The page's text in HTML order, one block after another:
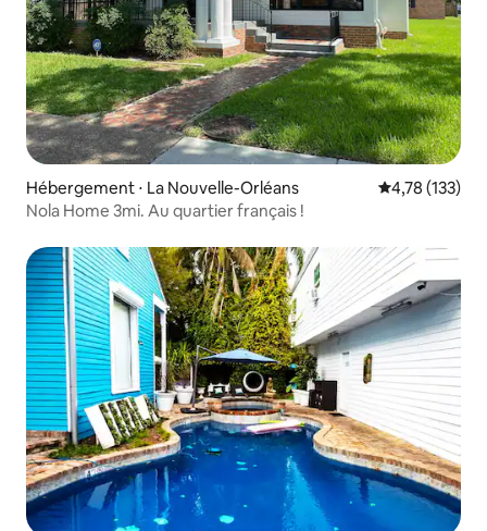
Hébergement ⋅ La Nouvelle-Orléans Évaluation
4,78 (133)
Nola Home 3mi. Au quartier français !